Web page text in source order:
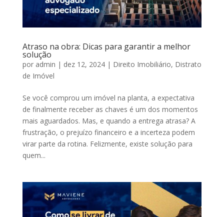
Atraso na obra: Dicas para garantir a melhor
solução
por admin | dez 12, 2024| Direito Imobiliário, Distrato
de Imóvel
Se você comprou um imóvel na planta, a expectativa
de finalmente receber as chaves é um dos momentos
mais aguardados. Mas, e quando a entrega atrasa? A
frustração, o prejuízo financeiro e a incerteza podem
virar parte da rotina. Felizmente, existe solução para
quem...